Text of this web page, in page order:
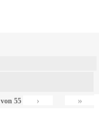
von55 › »